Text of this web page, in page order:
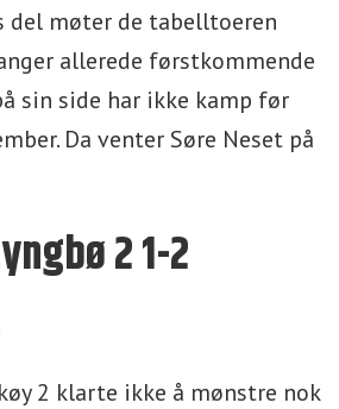
del møter de tabelltoeren
allerede førstkommende
sin side har ikke kamp før
Da venter Søre Neset på
2 1-2
2 klarte ikke å mønstre nok